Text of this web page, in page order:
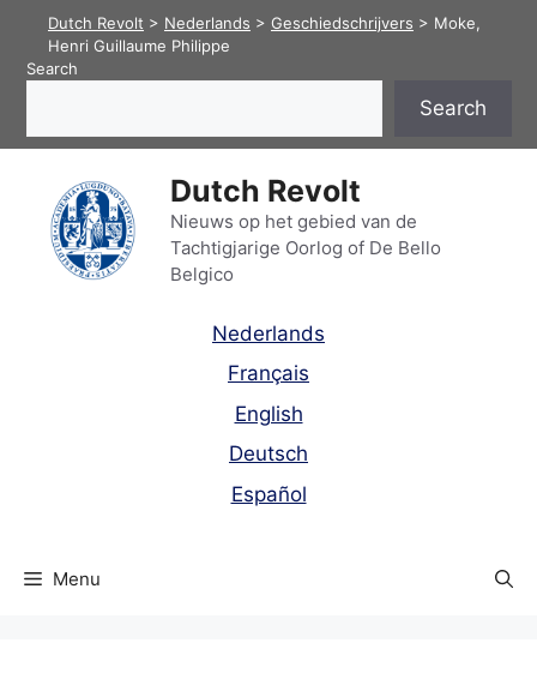
content
Dutch Revolt > Nederlands > Geschiedschrijvers > Moke,
Henri Guillaume Philippe
Search
Search
Dutch Revolt
Nieuws op het gebied van de
Tachtigjarige Oorlog of De Bello
Belgico
Nederlands
Français
English
Deutsch
Español
Menu